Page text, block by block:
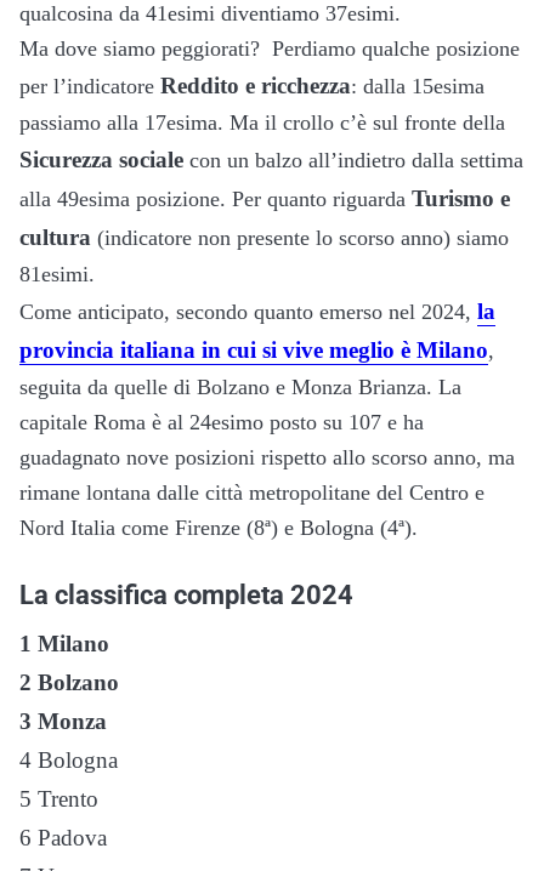
qualcosina da 41esimi diventiamo 37esimi.
Ma dove siamo peggiorati? Perdiamo qualche posizione
per l’indicatore Reddito e ricchezza: dalla 15esima
passiamo alla 17esima. Ma il crollo c’è sul fronte della
Sicurezza sociale con un balzo all’indietro dalla settima
alla 49esima posizione. Per quanto riguarda Turismo e
cultura (indicatore non presente lo scorso anno) siamo
81esimi.
Come anticipato, secondo quanto emerso nel 2024, la
provincia italiana in cui si vive meglio è Milano,
seguita da quelle di Bolzano e Monza Brianza. La
capitale Roma è al 24esimo posto su 107 e ha
guadagnato nove posizioni rispetto allo scorso anno, ma
rimane lontana dalle città metropolitane del Centro e
Nord Italia come Firenze (8ª) e Bologna (4ª).
La classifica completa 2024
1 Milano
2 Bolzano
3 Monza
4 Bologna
5 Trento
6 Padova